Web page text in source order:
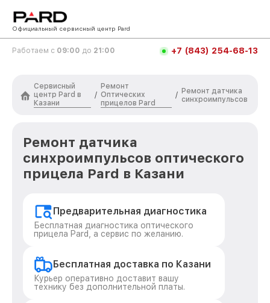
Официальный сервисный центр Pard
Работаем с 09:00 до 21:00 +7 (843) 254-68-13
Сервисный
центр Pard в
Казани
/
Ремонт
Оптических
прицелов Pard
/ Ремонт датчика
синхроимпульсов
Ремонт датчика
синхроимпульсов оптического
прицела Pard в Казани
Предварительная диагностика
Бесплатная диагностика оптического
прицела Pard, а сервис по желанию.
Бесплатная доставка по Казани
Курьер оперативно доставит вашу
технику без дополнительной платы.